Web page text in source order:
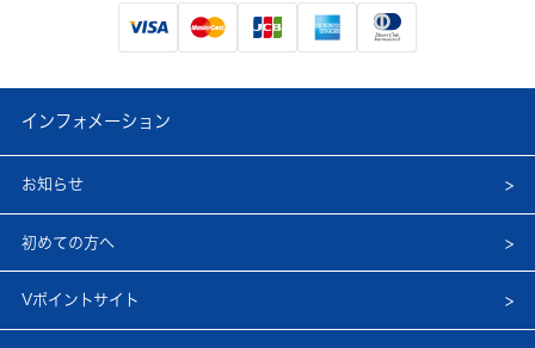
インフォメーション
お知らせ
初めての方へ
Vポイントサイト